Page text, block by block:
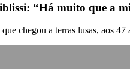
“Há muito que a
chegou a terras lusas, aos